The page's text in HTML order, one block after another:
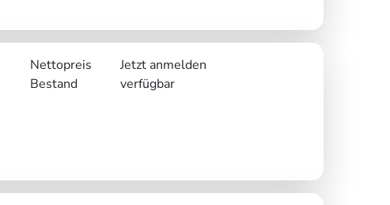
Nettopreis
Jetzt anmelden
Bestand
verfügbar